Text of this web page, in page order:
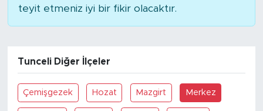
teyit etmeniz iyi bir fikir olacaktır.
Tunceli Diğer İlçeler
Çemişgezek Hozat Mazgirt Merkez